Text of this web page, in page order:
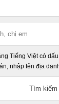
Tiếng Việt có
nhập tên địa